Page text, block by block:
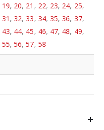
19, 20, 21 , 22, 23, 24, 25,
31 ,32,33, 34, 35,36, 37,
43, 44, 45, 46, 47, 48, 49,
55,56,57, 58